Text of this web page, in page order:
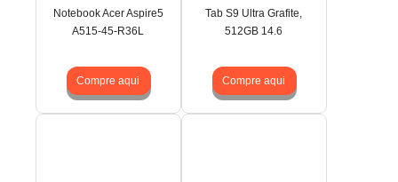
Notebook Acer Aspire5
A515-45-R36L
Compre aqui
Tab S9 Ultra Grafite,
512GB 14.6
Compre aqui